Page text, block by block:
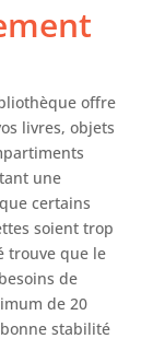
est
Les
1,5
une
charge
20 kg
base
offre
livres, objets
une
certains
soient trop
trouve que le
de
de 20
stabilité